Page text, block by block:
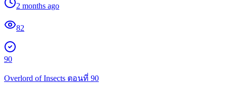
2 months ago
82
90
Overlord of Insects ตอนที่ 90